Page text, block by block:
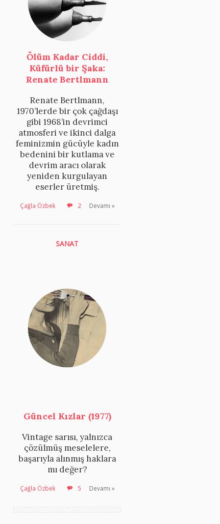
Ölüm Kadar Ciddi,
Küfürlü bir Şaka:
Renate Bertlmann
Renate Bertlmann,
1970’lerde bir çok çağdaşı
gibi 1968’in devrimci
atmosferi ve ikinci dalga
feminizmin gücüyle kadın
bedenini bir kutlama ve
devrim aracı olarak
yeniden kurgulayan
eserler üretmiş.
Çağla Özbek 2 Devamı »
SANAT
Güncel Kızlar (1977)
Vintage sarısı, yalnızca
çözülmüş meselelere,
başarıyla alınmış haklara
mı değer?
Çağla Özbek 5 Devamı »